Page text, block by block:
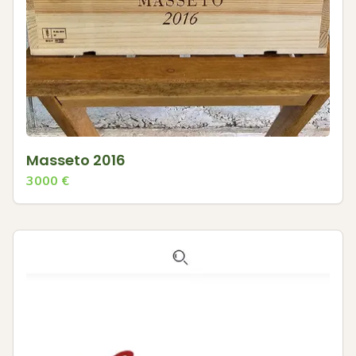
Masseto 2016
3000 €